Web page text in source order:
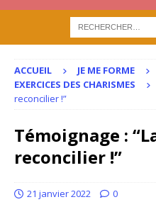
ACCUEIL JE ME FORME
EXERCICES DES CHARISMES
reconcilier !”
Témoignage :
reconcilier !”
21 janvier 2022 0